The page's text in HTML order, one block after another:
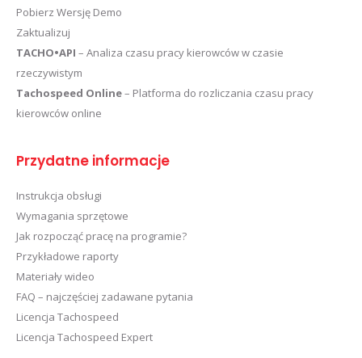
Pobierz Wersję Demo
Zaktualizuj
TACHO•API – Analiza czasu pracy kierowców w czasie
rzeczywistym
Tachospeed Online– Platforma do rozliczania czasu pracy
kierowców online
Przydatne informacje
Instrukcja obsługi
Wymagania sprzętowe
Jak rozpocząć pracę na programie?
Przykładowe raporty
Materiały wideo
FAQ – najczęściej zadawane pytania
Licencja Tachospeed
Licencja Tachospeed Expert